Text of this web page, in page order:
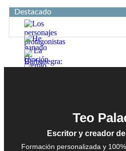
Destacado
Barbanegra: el pirata más
Teo
Escritor y creador
Formación personalizada y